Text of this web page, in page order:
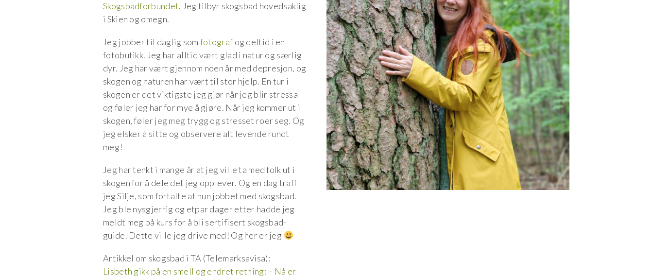
Skogsbadforbundet. Jeg tilbyr skogsbad hovedsaklig
i Skien og omegn.
Jeg jobber til daglig som fotograf og deltid i en
fotobutikk. Jeg har alltid vært glad i natur og særlig
dyr. Jeg har vært gjennom noen år med depresjon, og
skogen og naturen har vært til stor hjelp. En tur i
skogen er det viktigste jeg gjør når jeg blir stressa
og føler jeg har for mye å gjøre. Når jeg kommer ut i
skogen, føler jeg meg trygg og stresset roer seg. Og
jeg elsker å sitte og observere alt levende rundt
meg!
Jeg har tenkt i mange år at jeg ville ta med folk ut i
skogen for å dele det jeg opplever. Og en dag traff
jeg Silje, som fortalte at hun jobbet med skogsbad.
Jeg ble nysgjerrig og etpar dager etter hadde jeg
meldt meg på kurs for å bli sertifisert skogsbad-
guide. Dette ville jeg drive med! Og her er jeg
Artikkel om skogsbad i TA (Telemarksavisa):
Lisbeth gikk på en smell og endret retning: – Nå er